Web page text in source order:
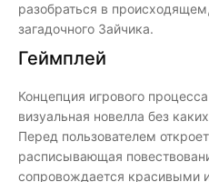
разобраться в
загадочного Зайчика.
Геймплей
Концепция игрового
визуальная новелла без
Перед пользователем
расписывающая
сопровождается красивыми